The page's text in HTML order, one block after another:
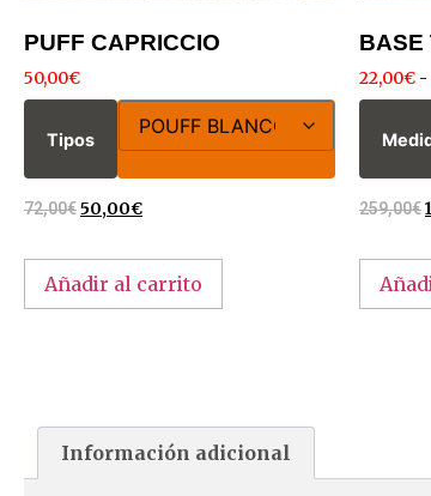
PUFF CAPRICCIO
50,00€
Tipos
72,00€50,00€
Añadir al carrito
BASE
22,00€ -
259,00€
Información adicional